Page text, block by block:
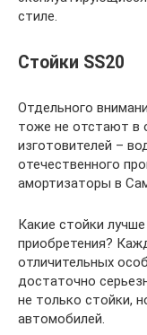
стиле.
Стойки SS20
Отдельного
тоже не отстают в
изготовителей –
отечественного
амортизаторы в
Какие стойки
приобретения?
отличительных
достаточно
не только стойки,
автомобилей.